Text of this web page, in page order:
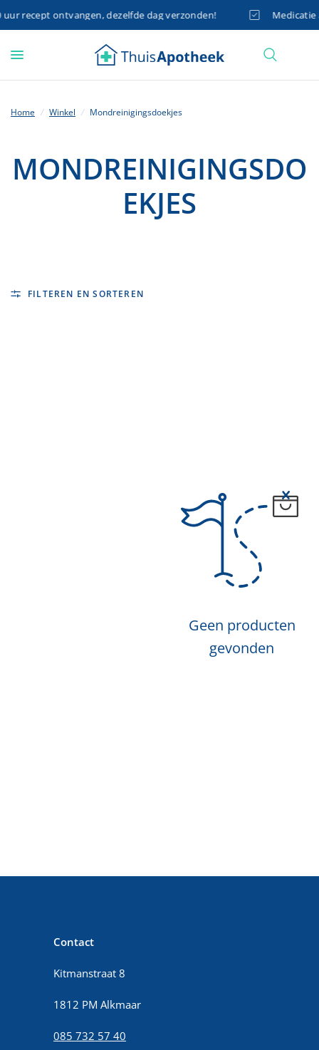
recept ontvangen, dezelfde dag verzonden! Medicatie
Home / Winkel / Mondreinigingsdoekjes
MONDREINIGINGSDO
EKJES
FILTEREN EN SORTEREN
Geen producten
gevonden
Contact
Kitmanstraat 8
1812 PM Alkmaar
085 732 57 40